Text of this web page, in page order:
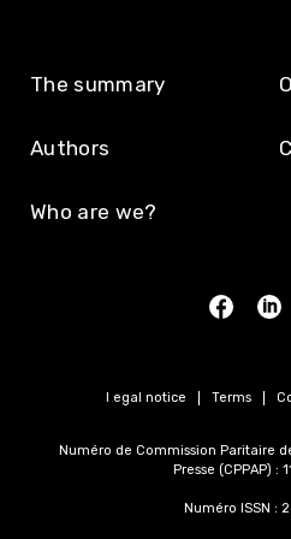
The summary
Authors
Who are we?
Legal notice Terms
Numéro de Commission Paritaire
Presse (CPPAP) :
Numéro ISSN :